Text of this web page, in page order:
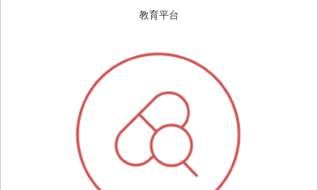
教育平台